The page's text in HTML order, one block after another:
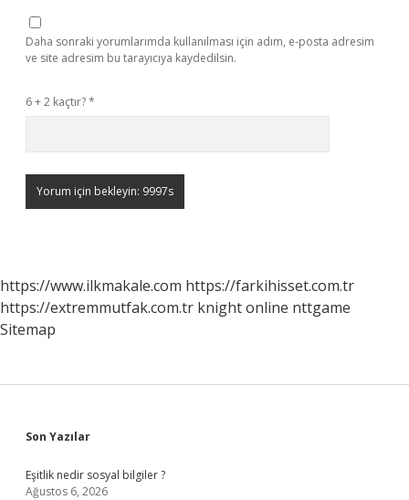
Daha sonraki yorumlarımda kullanılması için adım, e-posta adresim
ve site adresim bu tarayıcıya kaydedilsin.
6 + 2 kaçtır?*
https://www.ilkmakale.com https://farkihisset.com.tr
https://extremmutfak.com.tr knight online nttgame
Sitemap
Sidebar
Son Yazılar
Eşitlik nedir sosyal bilgiler ?
Ağustos 6, 2026